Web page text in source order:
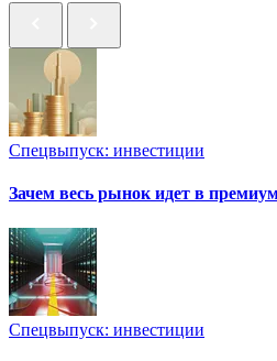
Спецвыпуск: инвестиции
Зачем весь рынок идет в
Спецвыпуск: инвестиции